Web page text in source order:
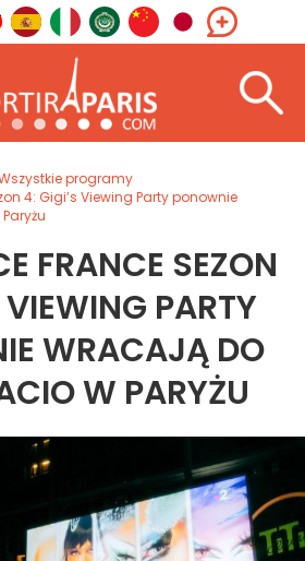
programy
4: Gigi’s Viewing Party ponownie
FRANCE SEZON
VIEWING PARTY
WRACAJĄ DO
W PARYŻU